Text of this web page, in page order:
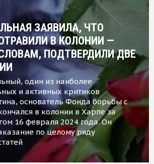
ЗАЯВИЛА, ЧТО
В КОЛОНИИ —
ПОДТВЕРДИЛИ ДВЕ
один из наиболее
и активных критиков
основатель Фонда борьбы с
в колонии в Харпе за
16 февраля 2024 года. Он
по целому ряду